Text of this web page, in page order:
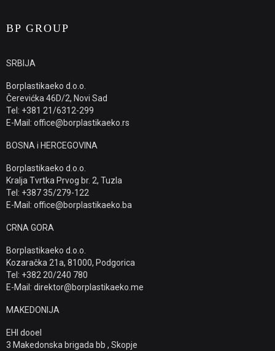
BP GROUP
SRBIJA
Borplastikaeko d.o.o.
Čerevićka 46D/2, Novi Sad
Tel: +381 21/6312-299
E-Mail: office@borplastikaeko.rs
BOSNA i HERCEGOVINA
Borplastikaeko d.o.o.
Kralja Tvrtka Prvog br. 2, Tuzla
Tel: +387 35/279-122
E-Mail: office@borplastikaeko.ba
CRNA GORA
Borplastikaeko d.o.o.
Kozaračka 21a, 81000, Podgorica
Tel: +382 20/240 780
E-Mail: direktor@borplastikaeko.me
MAKEDONIJA
EHI dooel
3 Makedonska brigada bb , Skopje